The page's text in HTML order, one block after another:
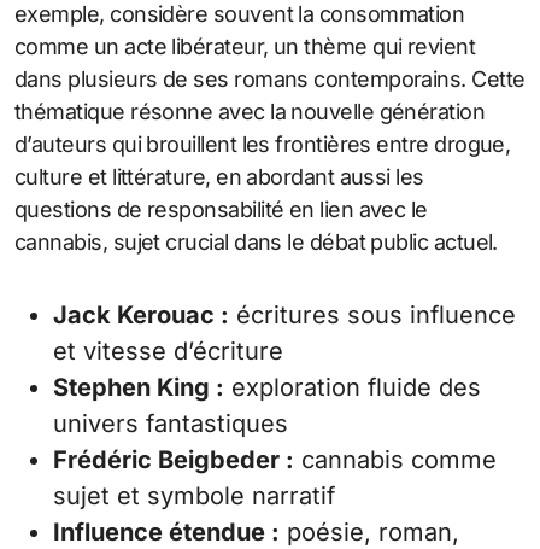
exemple, considère souvent la consommation
comme un acte libérateur, un thème qui revient
dans plusieurs de ses romans contemporains. Cette
thématique résonne avec la nouvelle génération
d’auteurs qui brouillent les frontières entre drogue,
culture et littérature, en abordant aussi les
questions de responsabilité en lien avec le
cannabis, sujet crucial dans le débat public actuel.
Jack Kerouac : écritures sous influence
et vitesse d’écriture
Stephen King : exploration fluide des
univers fantastiques
Frédéric Beigbeder : cannabis comme
sujet et symbole narratif
Influence étendue : poésie, roman,